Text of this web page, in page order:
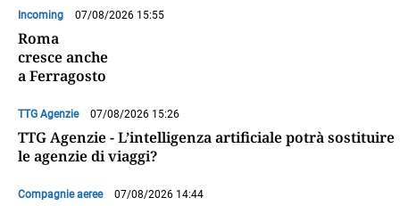
Incoming 07/08/2026 15:55
Roma
cresce anche
a Ferragosto
TTG Agenzie 07/08/2026 15:26
TTG Agenzie - L’intelligenza artificiale potrà sostituire
le agenzie di viaggi?
Compagnie aeree 07/08/2026 14:44